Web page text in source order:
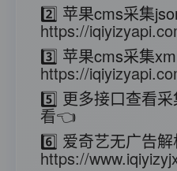
2️⃣ 苹果cms采集
https://
3️⃣ 苹果cms采集xml
https://
5️⃣ 更多接口查看采
看👈
6️⃣ 爱奇艺无广告解
https://